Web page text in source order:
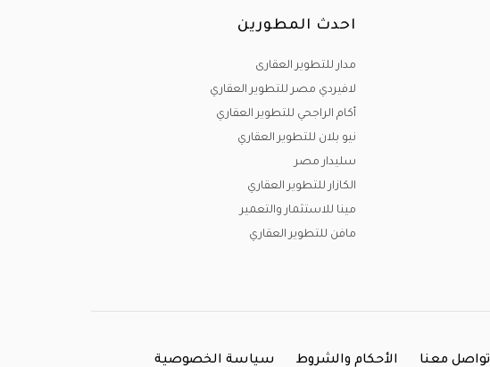
احدث المطورين
مدار للتطوير العقارى
لافيردي مصر للتطوير العقاري
أكام الراجحي للتطوير العقاري
نيو بلان للتطوير العقاري
سليدار مصر
الكازار للتطوير العقاري
مينا للاستثمار والتعمير
مافن للتطوير العقاري
تواصل معنا الأحكام والشروط سياسة الخصوصية